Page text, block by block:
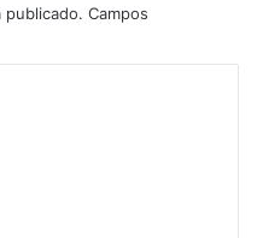
publicado. Campos